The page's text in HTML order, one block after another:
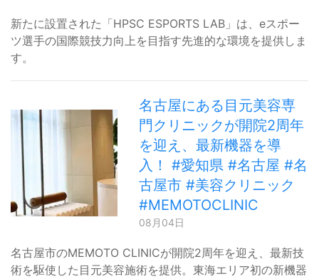
新たに設置された「HPSC ESPORTS LAB」は、eスポー
ツ選手の国際競技力向上を目指す先進的な環境を提供しま
す。
名古屋にある目元美容専
門クリニックが開院2周年
を迎え、最新機器を導
入！ #愛知県 #名古屋 #名
古屋市 #美容クリニック
#MEMOTOCLINIC
08月04日
名古屋市のMEMOTO CLINICが開院2周年を迎え、最新技
術を駆使した目元美容施術を提供。東海エリア初の新機器